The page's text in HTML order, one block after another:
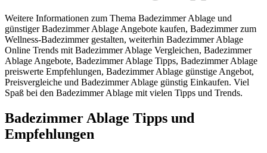
Weitere Informationen zum Thema Badezimmer Ablage und
günstiger Badezimmer Ablage Angebote kaufen, Badezimmer zum
Wellness-Badezimmer gestalten, weiterhin Badezimmer Ablage
Online Trends mit Badezimmer Ablage Vergleichen, Badezimmer
Ablage Angebote, Badezimmer Ablage Tipps, Badezimmer Ablage
preiswerte Empfehlungen, Badezimmer Ablage günstige Angebot,
Preisvergleiche und Badezimmer Ablage günstig Einkaufen. Viel
Spaß bei den Badezimmer Ablage mit vielen Tipps und Trends.
Badezimmer Ablage Tipps und
Empfehlungen